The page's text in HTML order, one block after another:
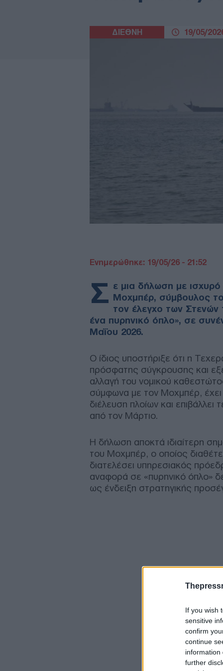
If you wish
sensitive
confirm
continue
information
further
ΔΙΕΘΝΗ 19/05/
Ενημερώθηκε: 19/05/26 - 21:52
Σ ε μια δήλωση με
Μοχμπέρ, σύμβουλος
τον έλεγχο των Στενών
ένα πυρηνικό όπλο», σε
Μαΐου 2026.
Ο ίδιος υποστήριξε ότι η
πρόσφατης σύγκρουσης και
αλλαγή του νομικού
σύμφωνα με τον Μοχμπέρ, έχει
διέλευση πλοίων και
από τον Μάρτιο.
Η δήλωση αποκτά ιδιαίτερη
του Μοχμπέρ, ο οποίος
διατελέσει υπηρεσιακός
αναφορά σε «πυρηνικό όπλο»
ως ένδειξη στρατηγικής